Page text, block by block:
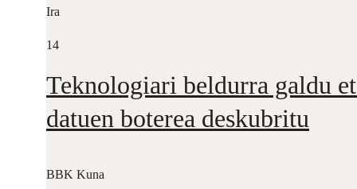
Ira
14
Teknologiari beldurra galdu
datuen boterea deskubritu
BBK Kuna